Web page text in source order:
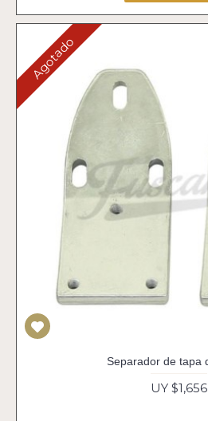
Agotado
Separador de tapa
UY $1,656